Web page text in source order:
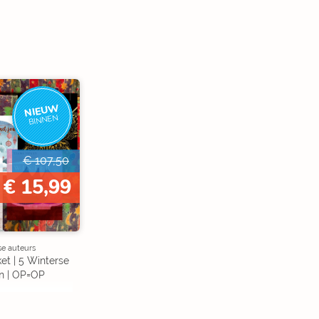
NIEUW
BINNEN
€ 107,50
€ 15,99
auteurs
| 5 Winterse
| OP=OP